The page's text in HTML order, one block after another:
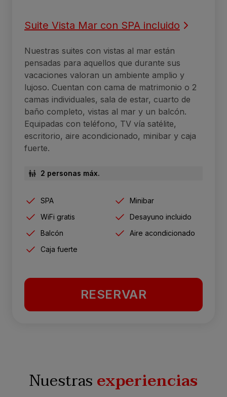
Suite Vista Mar con SPA incluido
Nuestras suites con vistas al mar están
pensadas para aquellos que durante sus
vacaciones valoran un ambiente amplio y
lujoso. Cuentan con cama de matrimonio o 2
camas individuales, sala de estar, cuarto de
baño completo, vistas al mar y un balcón.
Equipadas con teléfono, TV vía satélite,
escritorio, aire acondicionado, minibar y caja
fuerte.
2 personas máx.
SPA
Minibar
WiFi gratis
Desayuno incluido
Balcón
Aire acondicionado
Caja fuerte
RESERVAR
Nuestrasexperiencias